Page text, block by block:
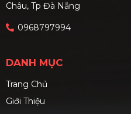
Châu, Tp Đà Nẵng
0968797994
DANH MỤC
Trang Chủ
Giới Thiệu